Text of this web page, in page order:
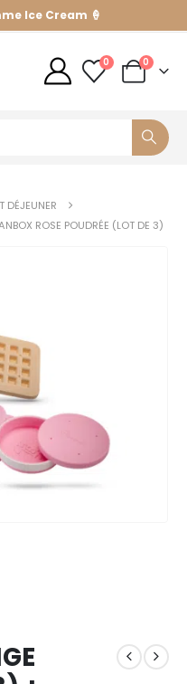
Ice Cream 🍦
0 0
DÉJEUNER
ROSE POUDRÉE (LOT DE 3)